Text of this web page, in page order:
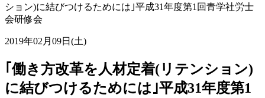
ション)に結びつけるためには｣平成31年度第1回青学社労士
会研修会
2019年02月09日(土)
｢働き方改革を人材定着(リテンション)
に結びつけるためには｣平成31年度第1